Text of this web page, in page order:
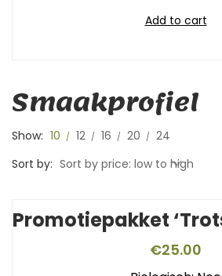
Add to cart
Smaakprofiel
Show: 10 12 16 20
24
Sort by: Sort by price: low to high
€25.00